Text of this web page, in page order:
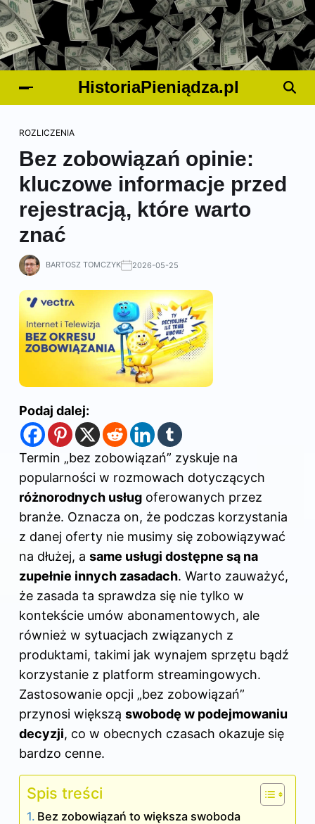
HistoriaPieniądza.pl
ROZLICZENIA
Bez zobowiązań opinie:
kluczowe informacje przed
rejestracją, które warto
znać
BARTOSZ TOMCZYK 2026-05-25
Podaj dalej:
Termin „bez zobowiązań” zyskuje na
popularności w rozmowach dotyczących
różnorodnych usług oferowanych przez
branże. Oznacza on, że podczas korzystania
z danej oferty nie musimy się zobowiązywać
na dłużej, a same usługi dostępne są na
zupełnie innych zasadach. Warto zauważyć,
że zasada ta sprawdza się nie tylko w
kontekście umów abonamentowych, ale
również w sytuacjach związanych z
produktami, takimi jak wynajem sprzętu bądź
korzystanie z platform streamingowych.
Zastosowanie opcji „bez zobowiązań”
przynosi większą swobodę w podejmowaniu
decyzji, co w obecnych czasach okazuje się
bardzo cenne.
Spis treści
Bez zobowiązań to większa swoboda